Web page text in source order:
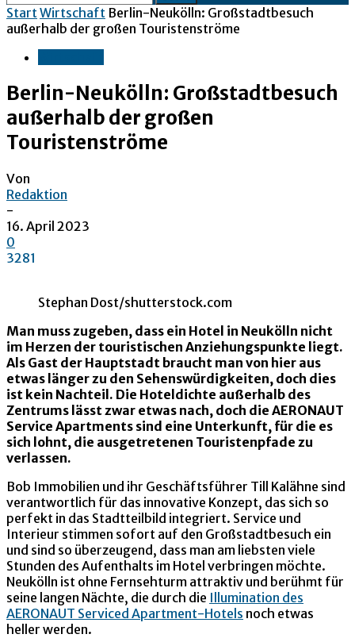
Start Wirtschaft Berlin-Neukölln: Großstadtbesuch
außerhalb der großen Touristenströme
Berlin-Neukölln: Großstadtbesuch
außerhalb der großen
Touristenströme
Von
Redaktion
-
16. April 2023
0
3281
Stephan Dost/shutterstock.com
Man muss zugeben, dass ein Hotel in Neukölln nicht
im Herzen der touristischen Anziehungspunkte liegt.
Als Gast der Hauptstadt braucht man von hier aus
etwas länger zu den Sehenswürdigkeiten, doch dies
ist kein Nachteil. Die Hoteldichte außerhalb des
Zentrums lässt zwar etwas nach, doch die AERONAUT
Service Apartments sind eine Unterkunft, für die es
sich lohnt, die ausgetretenen Touristenpfade zu
verlassen.
Bob Immobilien und ihr Geschäftsführer Till Kalähne sind
verantwortlich für das innovative Konzept, das sich so
perfekt in das Stadtteilbild integriert. Service und
Interieur stimmen sofort auf den Großstadtbesuch ein
und sind so überzeugend, dass man am liebsten viele
Stunden des Aufenthalts im Hotel verbringen möchte.
Neukölln ist ohne Fernsehturm attraktiv und berühmt für
seine langen Nächte, die durch die Illumination des
AERONAUT Serviced Apartment-Hotels noch etwas
heller werden.